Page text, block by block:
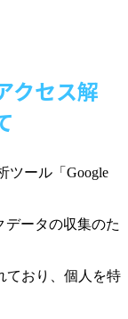
クセス解
ツール「 Google
データの収集のた
ており、個人を特